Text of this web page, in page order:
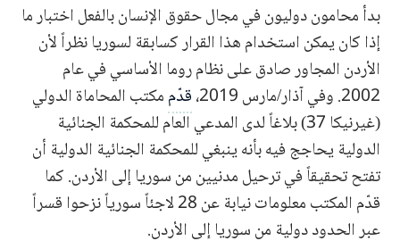
بدأ محامون دوليون في مجال حقوق الإنسان بالفعل اختبار ما
إذا كان يمكن استخدام هذا القرار كسابقة لسوريا نظراً لأن
الأردن المجاور صادق على نظام روما الأساسي في عام
2002. وفي آذار/مارس 2019،
قدّممكتب المحاماة الدولي
(غيرنيكا 37) بلاغاً لدى المدعي العام للمحكمة الجنائية
الدولية يحاجج فيه بأنه ينبغي للمحكمة الجنائية الدولية أن
تفتح تحقيقاً في ترحيل مدنيين من سوريا إلى الأردن. كما
قدّم المكتب معلومات نيابة عن 28 لاجئاً سورياً نزحوا قسراً
عبر الحدود دولية من سوريا إلى الأردن.